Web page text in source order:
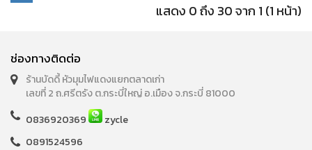
แสดง 0 ถึง 30 จาก 1 (1 หน้า)
ช่องทางติดต่อ
ร้านบัดดี้ หัวมุมไฟแดงแยกตลาดเก่า
เลขที่ 2 ถ.ศรีตรัง ต.กระบี่ใหญ่ อ.เมือง จ.กระบี่ 81000
0836920369
zycle
0891524596